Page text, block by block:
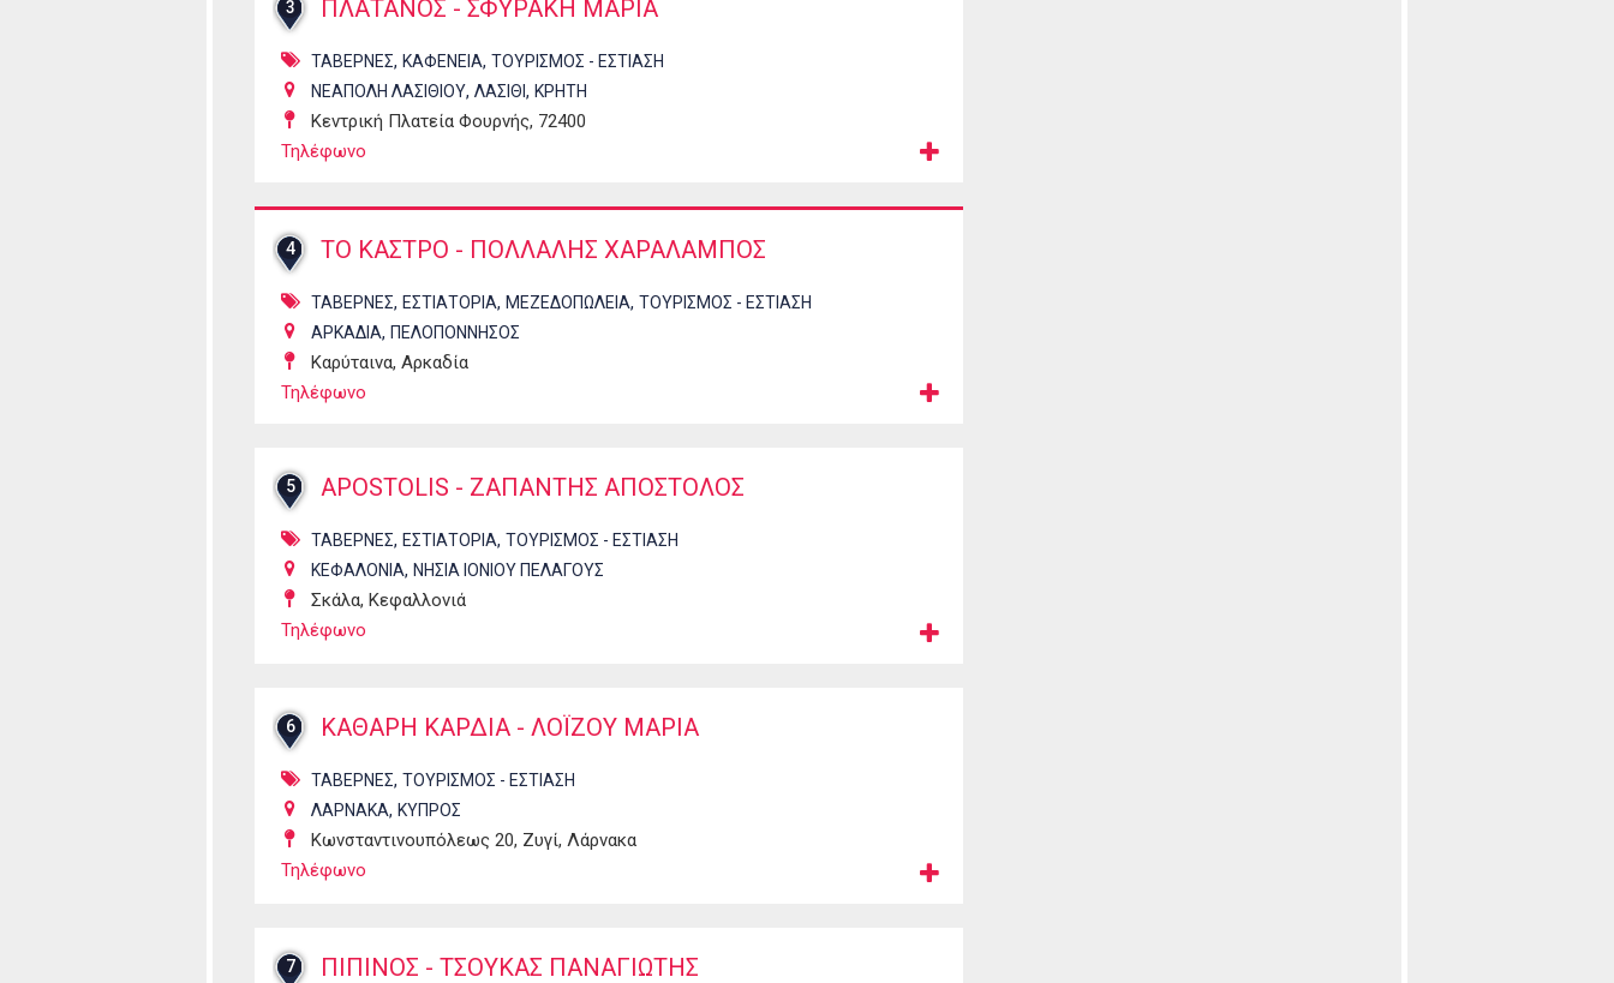
3 ΠΛΑΤΑΝΟΣ - ΣΦΥΡΑΚΗ ΜΑΡΙΑ
ΤΑΒΕΡΝΕΣ, ΚΑΦΕΝΕΙΑ, ΤΟΥΡΙΣΜΟΣ - ΕΣΤΙΑΣΗ
ΝΕΑΠΟΛΗ ΛΑΣΙΘΙΟΥ, ΛΑΣΙΘΙ , ΚΡΗΤΗ
Κεντρική Πλατεία Φουρνής, 72400
Τηλέφωνο
4 ΤΟ ΚΑΣΤΡΟ - ΠΟΛΛΑΛΗΣ ΧΑΡΑΛΑΜΠΟΣ
ΤΑΒΕΡΝΕΣ, ΕΣΤΙΑΤΟΡΙΑ, ΜΕΖΕΔΟΠΩΛΕΙΑ, ΤΟΥΡΙΣΜΟΣ - ΕΣΤΙΑΣΗ
ΑΡΚΑΔΙΑ, ΠΕΛΟΠΟΝΝΗΣΟΣ
Καρύταινα, Αρκαδία
Τηλέφωνο
5 APOSTOLIS - ΖΑΠΑΝΤΗΣ ΑΠΟΣΤΟΛΟΣ
ΤΑΒΕΡΝΕΣ, ΕΣΤΙΑΤΟΡΙΑ, ΤΟΥΡΙΣΜΟΣ - ΕΣΤΙΑΣΗ
ΚΕΦΑΛΟΝΙΑ, ΝΗΣΙΑ ΙΟΝΙΟΥ ΠΕΛΑΓΟΥΣ
Σκάλα, Κεφαλλονιά
Τηλέφωνο
6 ΚΑΘΑΡΗ ΚΑΡΔΙΑ - ΛΟΪΖΟΥ ΜΑΡΙΑ
ΤΑΒΕΡΝΕΣ, ΤΟΥΡΙΣΜΟΣ - ΕΣΤΙΑΣΗ
ΛΑΡΝΑΚΑ, ΚΥΠΡΟΣ
Κωνσταντινουπόλεως 20, Ζυγί, Λάρνακα
Τηλέφωνο
7 ΠΙΠΙΝΟΣ - ΤΣΟΥΚΑΣ ΠΑΝΑΓΙΩΤΗΣ